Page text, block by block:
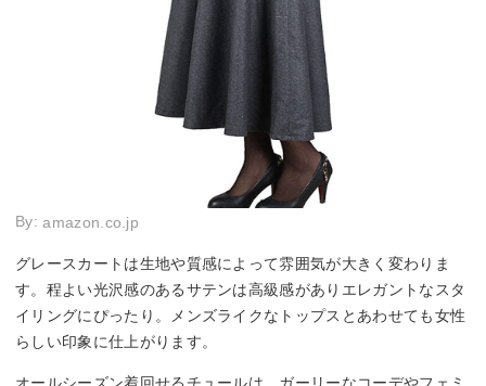
By:amazon.co.jp
グレースカートは生地や質感によって雰囲気が大きく変わりま
す。程よい光沢感のあるサテンは高級感がありエレガントなスタ
イリングにぴったり。メンズライクなトップスとあわせても女性
らしい印象に仕上がります。